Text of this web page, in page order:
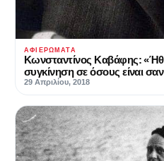
ΑΦΙΕΡΏΜΑΤΑ
Κωνσταντίνος Καβάφης:
συγκίνηση σε όσους είναι
29 Απριλίου, 2018